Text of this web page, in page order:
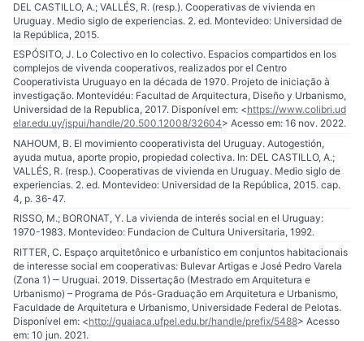
DEL CASTILLO, A.; VALLÉS, R. (resp.). Cooperativas de vivienda en
Uruguay. Medio siglo de experiencias. 2. ed. Montevideo: Universidad de
la República, 2015.
ESPÓSITO, J. Lo Colectivo en lo colectivo. Espacios compartidos en los
complejos de vivenda cooperativos, realizados por el Centro
Cooperativista Uruguayo en la década de 1970. Projeto de iniciação à
investigação. Montevidéu: Facultad de Arquitectura, Diseño y Urbanismo,
Universidad de la Republica, 2017. Disponível em: <https://www.colibri.ud
elar.edu.uy/jspui/handle/20.500.12008/32604> Acesso em: 16 nov. 2022.
NAHOUM, B. El movimiento cooperativista del Uruguay. Autogestión,
ayuda mutua, aporte propio, propiedad colectiva. In: DEL CASTILLO, A.;
VALLÉS, R. (resp.). Cooperativas de vivienda en Uruguay. Medio siglo de
experiencias. 2. ed. Montevideo: Universidad de la República, 2015. cap.
4, p. 36-47.
RISSO, M.; BORONAT, Y. La vivienda de interés social en el Uruguay:
1970-1983. Montevideo: Fundacion de Cultura Universitaria, 1992.
RITTER, C. Espaço arquitetônico e urbanístico em conjuntos habitacionais
de interesse social em cooperativas: Bulevar Artigas e José Pedro Varela
(Zona 1) ‒ Uruguai. 2019. Dissertação (Mestrado em Arquitetura e
Urbanismo) – Programa de Pós-Graduação em Arquitetura e Urbanismo,
Faculdade de Arquitetura e Urbanismo, Universidade Federal de Pelotas.
Disponível em: <http://guaiaca.ufpel.edu.br/handle/prefix/5488> Acesso
em: 10 jun. 2021.